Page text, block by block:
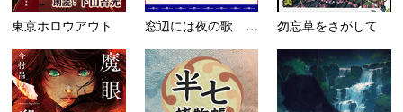
東京ホロウアウト 窓辺には夜の歌 ＜夏の魔術シ... 勿忘草をさがして